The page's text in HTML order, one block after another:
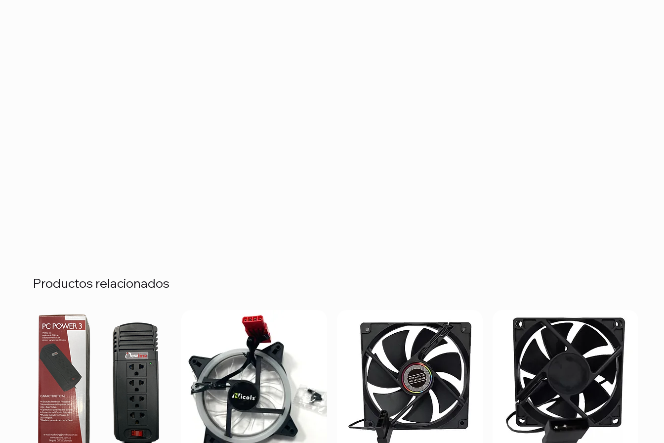
Productos relacionados